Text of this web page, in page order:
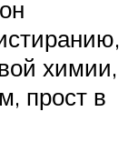
химии,
прост в